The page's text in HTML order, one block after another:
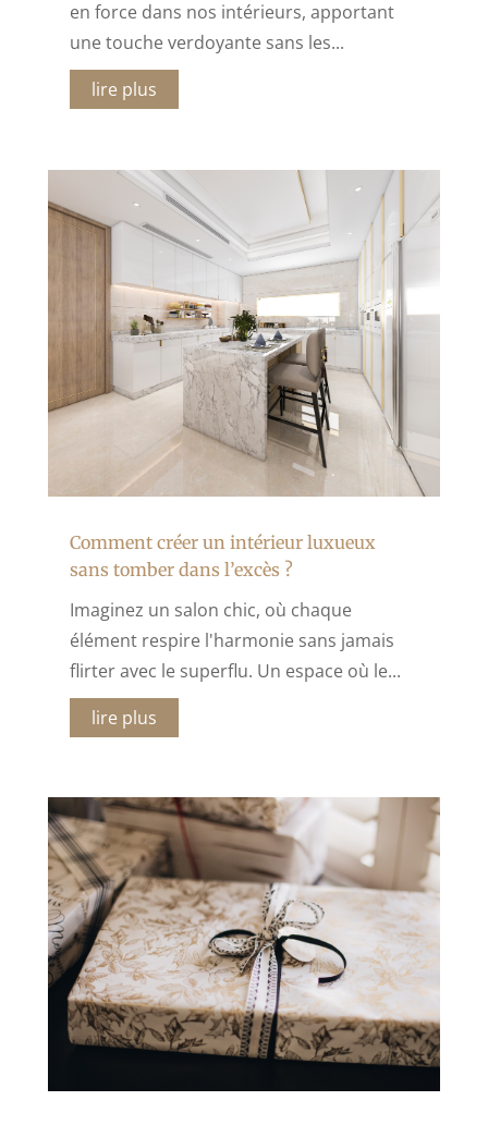
en force dans nos intérieurs, apportant
une touche verdoyante sans les...
lire plus
Comment créer un intérieur luxueux
sans tomber dans l’excès ?
Imaginez un salon chic, où chaque
élément respire l'harmonie sans jamais
flirter avec le superflu. Un espace où le...
lire plus